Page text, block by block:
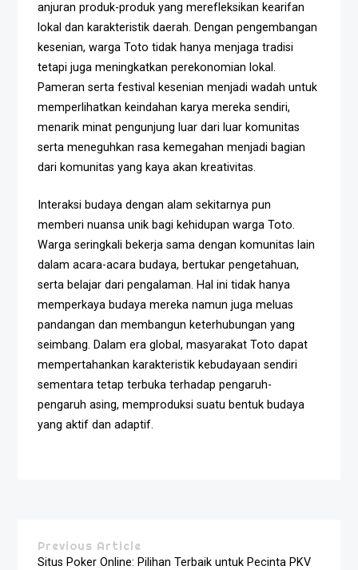
anjuran produk-produk yang merefleksikan kearifan
lokal dan karakteristik daerah. Dengan pengembangan
kesenian, warga Toto tidak hanya menjaga tradisi
tetapi juga meningkatkan perekonomian lokal.
Pameran serta festival kesenian menjadi wadah untuk
memperlihatkan keindahan karya mereka sendiri,
menarik minat pengunjung luar dari luar komunitas
serta meneguhkan rasa kemegahan menjadi bagian
dari komunitas yang kaya akan kreativitas.
Interaksi budaya dengan alam sekitarnya pun
memberi nuansa unik bagi kehidupan warga Toto.
Warga seringkali bekerja sama dengan komunitas lain
dalam acara-acara budaya, bertukar pengetahuan,
serta belajar dari pengalaman. Hal ini tidak hanya
memperkaya budaya mereka namun juga meluas
pandangan dan membangun keterhubungan yang
seimbang. Dalam era global, masyarakat Toto dapat
mempertahankan karakteristik kebudayaan sendiri
sementara tetap terbuka terhadap pengaruh-
pengaruh asing, memproduksi suatu bentuk budaya
yang aktif dan adaptif.
Previous Article
Situs Poker Online: Pilihan Terbaik untuk Pecinta PKV